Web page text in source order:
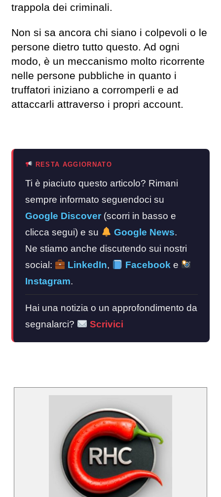
trappola dei criminali.
Non si sa ancora chi siano i colpevoli o le
persone dietro tutto questo. Ad ogni
modo, è un meccanismo molto ricorrente
nelle persone pubbliche in quanto i
truffatori iniziano a corromperli e ad
attaccarli attraverso i propri account.
RESTA AGGIORNATO
Ti è piaciuto questo articolo? Rimani
sempre informato seguendoci su
Google Discover (scorri in basso e
clicca segui) e su
Google News.
Ne stiamo anche discutendo sui nostri
social:
LinkedIn, Facebook e
Instagram.
Hai una notizia o un approfondimento da
segnalarci?
Scrivici